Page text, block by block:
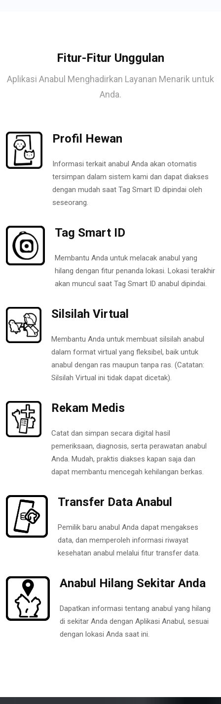
Fitur-Fitur Unggulan
Aplikasi Anabul Menghadirkan Layanan Menarik untuk
Anda.
Profil Hewan
Informasi terkait anabul Anda akan otomatis
tersimpan dalam sistem kami dan dapat diakses
dengan mudah saat Tag Smart ID dipindai oleh
seseorang.
Tag Smart ID
Membantu Anda untuk melacak anabul yang
hilang dengan fitur penanda lokasi. Lokasi terakhir
akan muncul saat Tag Smart ID anabul dipindai.
Silsilah Virtual
Membantu Anda untuk membuat silsilah anabul
dalam format virtual yang fleksibel, baik untuk
anabul dengan ras maupun tanpa ras. (Catatan:
Silsilah Virtual ini tidak dapat dicetak).
Rekam Medis
Catat dan simpan secara digital hasil
pemeriksaan, diagnosis, serta perawatan anabul
Anda. Mudah, praktis diakses kapan saja dan
dapat membantu mencegah kehilangan berkas.
Transfer Data Anabul
Pemilik baru anabul Anda dapat mengakses
data, dan memperoleh informasi riwayat
kesehatan anabul melalui fitur transfer data.
Anabul Hilang Sekitar Anda
Dapatkan informasi tentang anabul yang hilang
di sekitar Anda dengan Aplikasi Anabul, sesuai
dengan lokasi Anda saat ini.